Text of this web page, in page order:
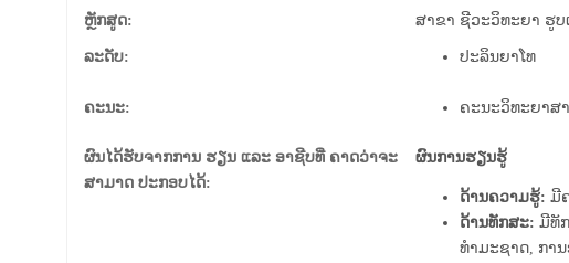
ຫຼັກສູດ: ສາ​ຂາ ຊີ​ວະ​ວິ​ທະ​ຍາ ຮູ
ລະດັບ: ປະລິນຍາໂທ
ຄະນະ: ຄະນະວິທະຍາສ
ຜົນໄດ້ຮັບຈາກການ ຮຽນ ແລະ ອາຊີບທີ່ ຄາດວ່າຈະ
ສາມາດ ປະກອບໄດ້:
ຜົນການຮຽນຮູ້
ດ້ານຄວາມຮູ້: ມີ
ດ້ານທັກສະ: ມີທັ
ທຳມະຊາດ, ກາ